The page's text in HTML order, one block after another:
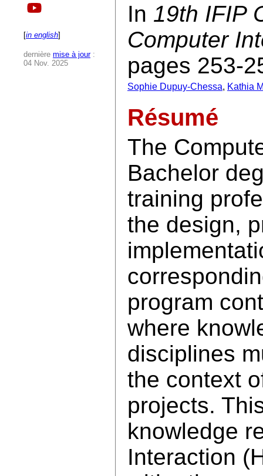
[in english]
dernière mise à jour:
04 Nov. 2025
In 19th IFIP
Computer
pages 253-
Sophie Dupuy-Chessa, Kathia
Résumé
The
Bachelor
training
the design,
program
where
disciplines
the context
projects.
knowledge
Interaction